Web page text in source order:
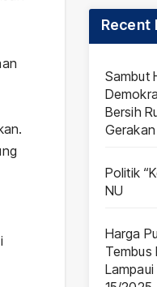
Recent
Sambut
Bersih
Politik
NU
Harga
Tembus